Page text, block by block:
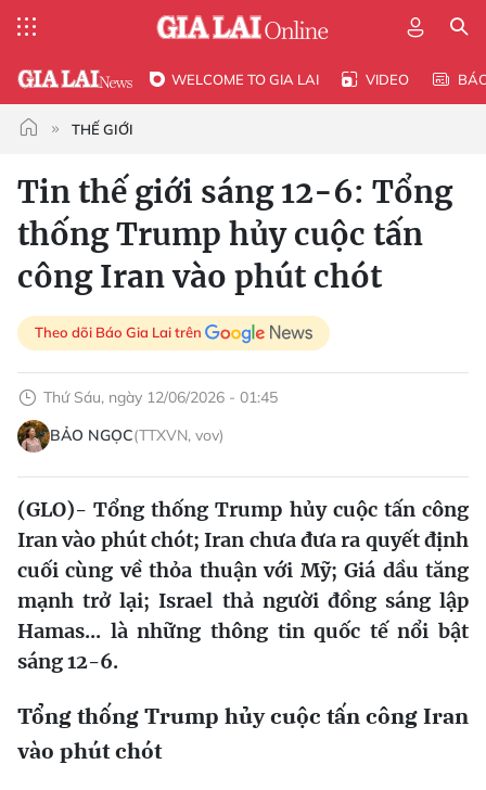
WELCOME TO GIA LAI VIDEO
THẾ GIỚI
Tin thế giới sáng 12-6: Tổng
thống Trump hủy cuộc tấn
công Iran vào phút chót
Theo dõi Báo Gia Lai trên
Thứ Sáu, ngày 12/06/2026 - 01:45
BẢO NGỌC(TTXVN, vov)
(GLO)- Tổng thống Trump hủy cuộc tấn công
Iran vào phút chót; Iran chưa đưa ra quyết định
cuối cùng về thỏa thuận với Mỹ; Giá dầu tăng
mạnh trở lại; Israel thả người đồng sáng lập
Hamas... là những thông tin quốc tế nổi bật
sáng 12-6.
Tổng thống Trump hủy cuộc tấn công Iran
vào phút chót